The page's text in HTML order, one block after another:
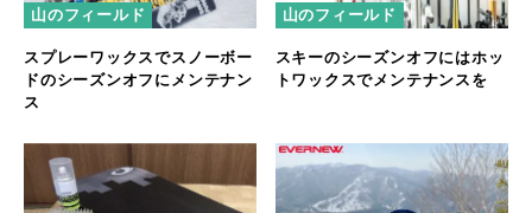
山のフィールド
スプレーワックスでスノーボー
ドのシーズンオフにメンテナン
ス
山のフィールド
スキーのシーズンオフにはホッ
トワックスでメンテナンスを